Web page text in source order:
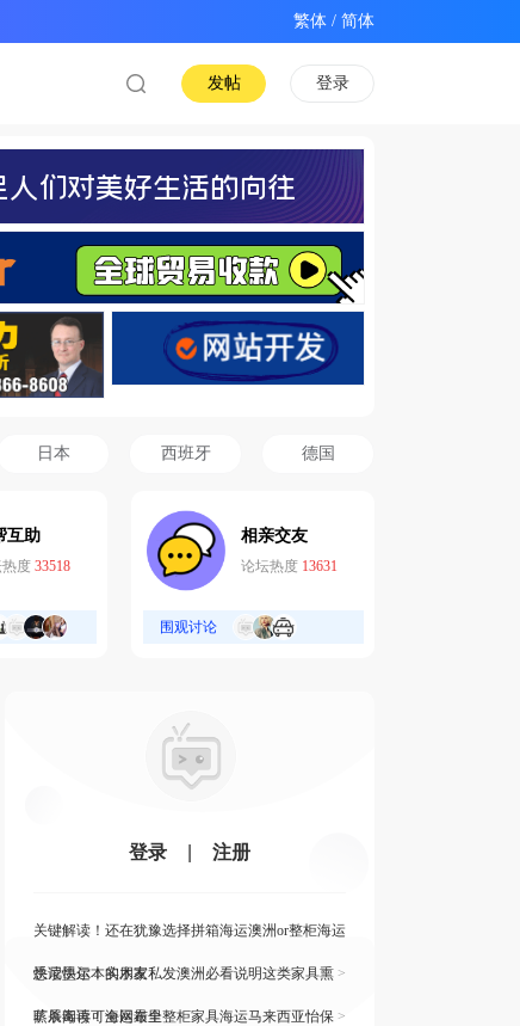
/
登录
发帖
日本 西班牙 德国
互助
度 33518
相亲交友
论坛热度 13631
围观讨论
登录 注册
关键解读！还在犹豫选择拼箱海运澳洲or整柜海运
悉尼墨尔本的朋友 >
快读快运！实木家私发澳洲必看说明这类家具熏
蒸杀毒再可海运布里 >
旷展阅读！全网最全整柜家具海运马来西亚怡保